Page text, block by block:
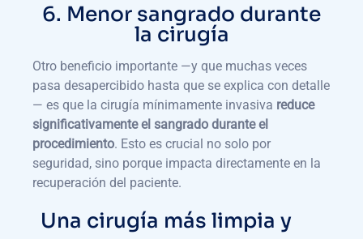
6. Menor sangrado durante
la cirugía
Otro beneficio importante —y que muchas veces
pasa desapercibido hasta que se explica con detalle
— es que la cirugía mínimamente invasiva reduce
significativamente el sangrado durante el
procedimiento. Esto es crucial no solo por
seguridad, sino porque impacta directamente en la
recuperación del paciente.
Una cirugía más limpia y